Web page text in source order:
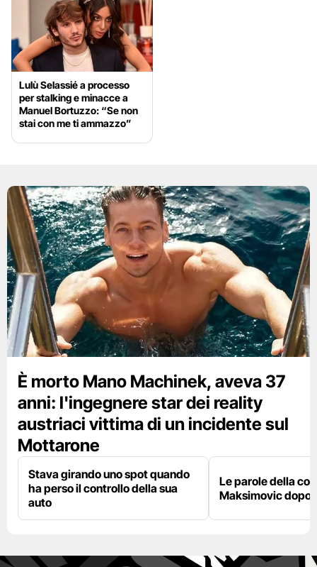
Lulù Selassié a processo
per stalking e minacce a
Manuel Bortuzzo: “Se non
stai con me ti ammazzo”
È morto Mano Machinek, aveva 37
anni: l'ingegnere star dei reality
austriaci vittima di un incidente sul
Mottarone
Stava girando uno spot quando
ha perso il controllo della sua
auto
Le parole della
Maksimovic dopo